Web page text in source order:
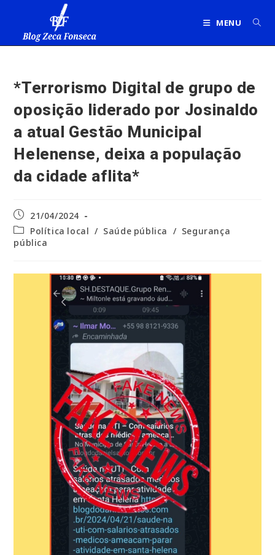
MENU
*Terrorismo Digital de grupo de
oposição liderado por Josinaldo
a atual Gestão Municipal
Helenense, deixa a população
da cidade aflita*
Post
publicado:
21/04/2024
Categoria
do
Política local / Saúde pública / Segurança
pública